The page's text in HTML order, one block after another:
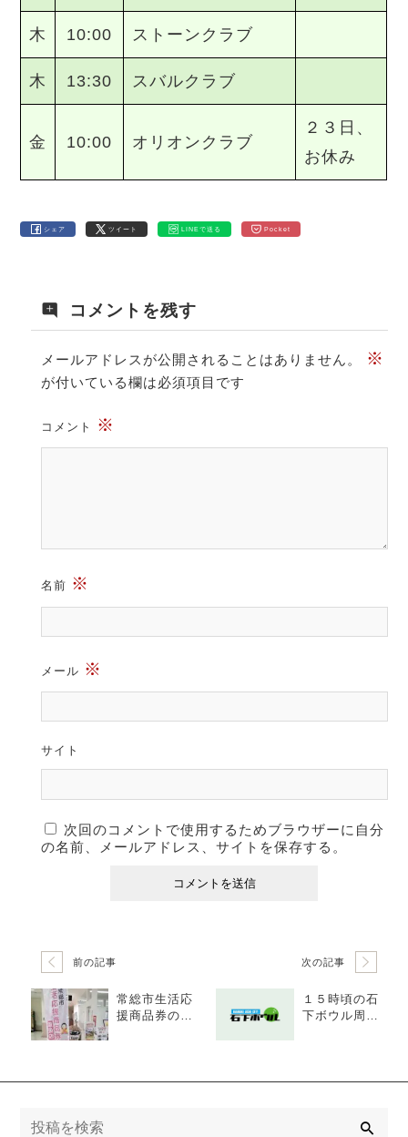
木 10:00 ストーンクラブ
木 13:30 スバルクラブ
金 10:00 オリオンクラブ
２３日、
お休み
シェア ツイート LINEで送る Pocket
コメントを残す
メールアドレスが公開されることはありません。 ※
が付いている欄は必須項目です
コメント ※
名前 ※
メール ※
サイト
次回のコメントで使用するためブラウザーに自分
の名前、メールアドレス、サイトを保存する。
前の記事
常総市生活応
援商品券の取
次の記事
１５時頃の石
下ボウル周辺